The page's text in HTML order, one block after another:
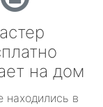
на дом
находились в